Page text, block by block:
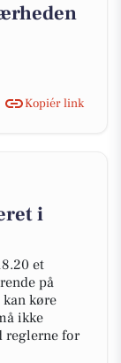
Kopiér link
i
et
på
køre
ikke
reglerne for